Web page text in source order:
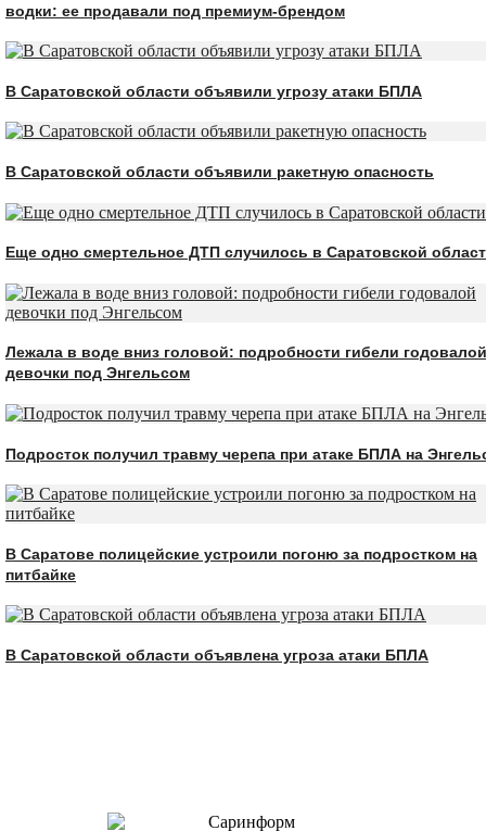
водки: ее продавали под премиум-брендом
В Саратовской области объявили угрозу атаки БПЛА
В Саратовской области объявили ракетную опасность
Еще одно смертельное ДТП случилось в Саратовской
Лежала в воде вниз головой: подробности гибели годовалой
девочки под Энгельсом
Подросток получил травму черепа при атаке БПЛА на
В Саратове полицейские устроили погоню за подростком на
питбайке
В Саратовской области объявлена угроза атаки БПЛА